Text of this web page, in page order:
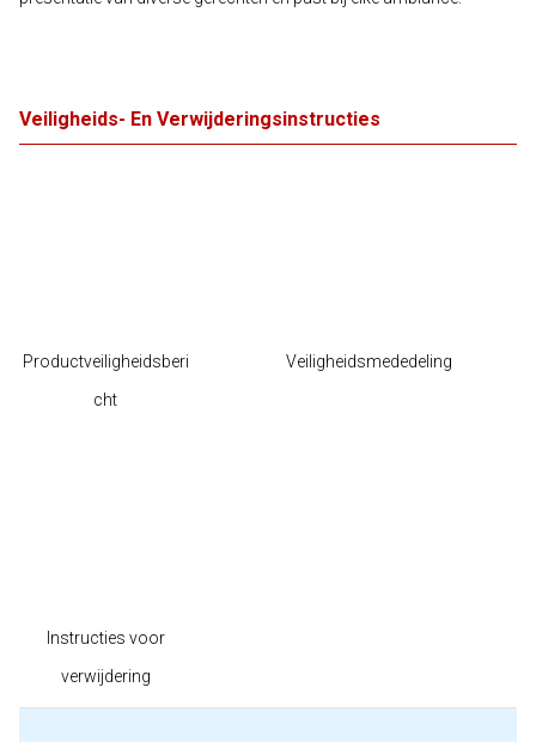
Veiligheids- En Verwijderingsinstructies
Productveiligheidsberi
cht
Veiligheidsmededeling
Instructies voor
verwijdering